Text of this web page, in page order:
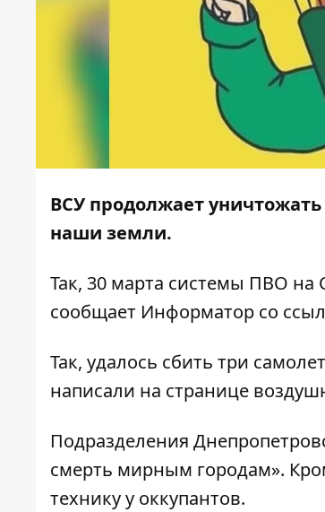
ВСУ продолжает
наши земли.
Так, 30 марта системы ПВО
сообщает Информатор со
Так, удалось сбить три
написали на странице
Подразделения
смерть мирным городам».
технику у оккупантов.